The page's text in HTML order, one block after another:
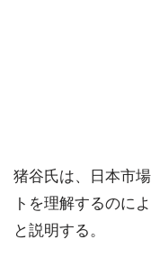
猪谷氏は、日本市
トを理解するのに
と説明する。